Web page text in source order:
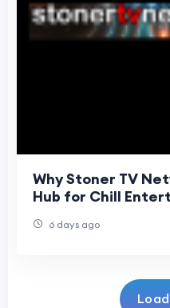
Why Stoner TV
Hub for Chill
6 days ago